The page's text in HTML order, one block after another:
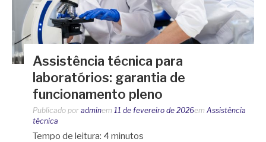
Assistência técnica para
laboratórios: garantia de
funcionamento pleno
Publicado por adminem 11 de fevereiro de 2026em Assistência
técnica
Tempo de leitura: 4 minutos